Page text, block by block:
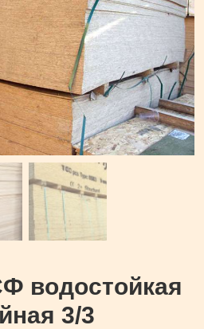
водостойкая
3/3